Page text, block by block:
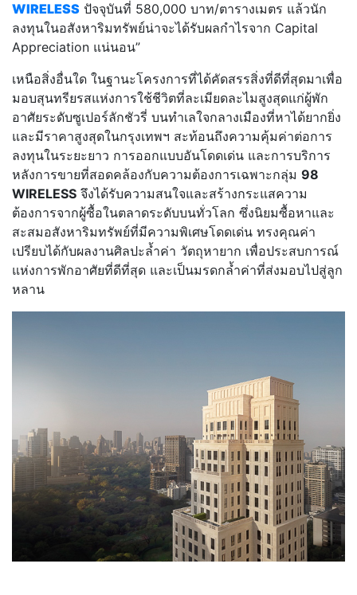
WIRELESS ปัจจุบันที่ 580,000 บาท/ตารางเมตร แล้วนัก
ลงทุนในอสังหาริมทรัพย์น่าจะได้รับผลกำไรจาก Capital
Appreciation แน่นอน”
เหนือสิ่งอื่นใด ในฐานะโครงการที่ได้คัดสรรสิ่งที่ดีที่สุดมาเพื่อ
มอบสุนทรียรสแห่งการใช้ชีวิตที่ละเมียดละไมสูงสุดแก่ผู้พัก
อาศัยระดับซูเปอร์ลักชัวรี่ บนทำเลใจกลางเมืองที่หาได้ยากยิ่ง
และมีราคาสูงสุดในกรุงเทพฯ สะท้อนถึงความคุ้มค่าต่อการ
ลงทุนในระยะยาว การออกแบบอันโดดเด่น และการบริการ
หลังการขายที่สอดคล้องกับความต้องการเฉพาะกลุ่ม 98
WIRELESS จึงได้รับความสนใจและสร้างกระแสความ
ต้องการจากผู้ซื้อในตลาดระดับบนทั่วโลก ซึ่งนิยมซื้อหาและ
สะสมอสังหาริมทรัพย์ที่มีความพิเศษโดดเด่น ทรงคุณค่า
เปรียบได้กับผลงานศิลปะล้ำค่า วัตถุหายาก เพื่อประสบการณ์
แห่งการพักอาศัยที่ดีที่สุด และเป็นมรดกล้ำค่าที่ส่งมอบไปสู่ลูก
หลาน